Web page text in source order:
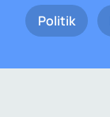
Politik